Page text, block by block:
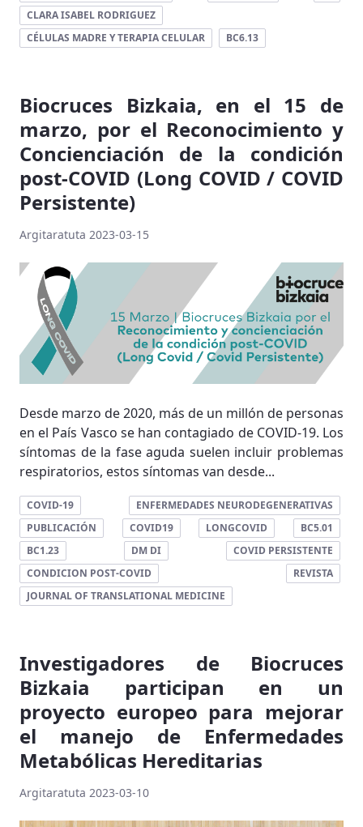
CLARA ISABEL RODRIGUEZ
CÉLULAS MADRE Y TERAPIA CELULAR
BC6.13
Biocruces Bizkaia, en el 15 de
marzo, por el Reconocimiento y
Concienciación de la condición
post-COVID (Long COVID / COVID
Persistente)
Argitaratuta 2023-03-15
Desde marzo de 2020, más de un millón de personas
en el País Vasco se han contagiado de COVID-19. Los
síntomas de la fase aguda suelen incluir problemas
respiratorios, estos síntomas van desde...
COVID-19
ENFERMEDADES NEURODEGENERATIVAS
PUBLICACIÓN
COVID19 LONGCOVID
BC5.01
BC1.23
DM DI
COVID PERSISTENTE
CONDICION POST-COVID
REVISTA
JOURNAL OF TRANSLATIONAL MEDICINE
Investigadores de Biocruces
Bizkaia participan en un
proyecto europeo para mejorar
el manejo de Enfermedades
Metabólicas Hereditarias
Argitaratuta 2023-03-10